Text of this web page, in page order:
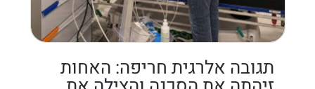
תגובה אלרגית חריפה: האחות